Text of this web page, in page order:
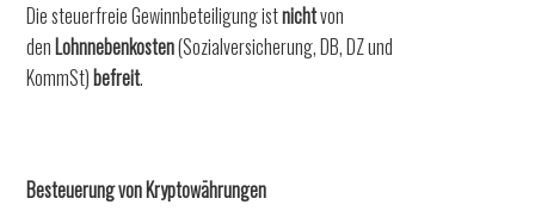
Die steuerfreie Gewinnbeteiligung istnichtvon
den Lohnnebenkosten(Sozialversicherung, DB, DZ und
KommSt) befreit.
Besteuerung von Kryptowährungen